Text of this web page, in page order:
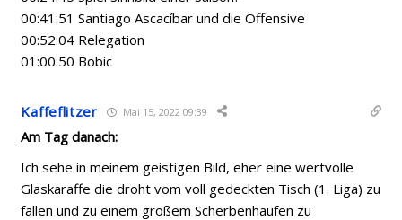
00:41:51 Santiago Ascacíbar und die Offensive
00:52:04 Relegation
01:00:50 Bobic
Kaffeflitzer Mai 15, 2022 09:39
Am Tag danach:
Ich sehe in meinem geistigen Bild, eher eine wertvolle
Glaskaraffe die droht vom voll gedeckten Tisch (1. Liga) zu
fallen und zu einem großem Scherbenhaufen zu